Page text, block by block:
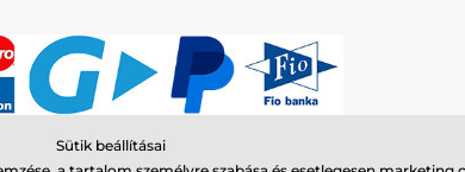
⦁ Webshop szolgáltatónk a
Sütik beállításai